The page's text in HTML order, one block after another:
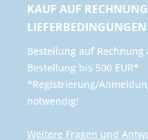
KAUF AUF
​Bestellung auf Rechnung
Bestellung bis 500 EUR*
*Registrierung/
notwendig!
Weitere Fragen und